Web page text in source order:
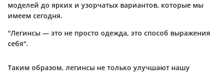
моделей до ярких и узорчатых вариантов, которые мы
имеем сегодня.
"Легинсы — это не просто одежда, это способ выражения
себя".
Таким образом, легинсы не только улучшают нашу